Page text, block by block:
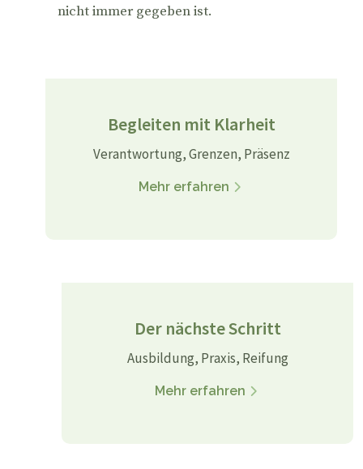
nicht immer gegeben ist.
Begleiten mit Klarheit
Verantwortung, Grenzen, Präsenz
Mehr erfahren
Der nächste Schritt
Ausbildung, Praxis, Reifung
Mehr erfahren